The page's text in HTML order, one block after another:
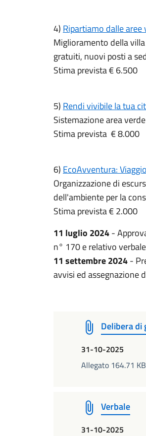
4) Ripartiamo dalle aree
Miglioramento della
gratuiti, nuovi posti a
Stima prevista € 6.500
5) Rendi vivibile la tua
Sistemazione area
Stima prevista € 8.000
6) EcoAvventura:
Organizzazione di
dell'ambiente per la
Stima prevista € 2.000
11 luglio 2024-
n° 170 e relativo
11 settembre 2024-
avvisi ed assegnazione
Delibera di
31-10-2025
Allegato 164.71
Verbale
31-10-2025